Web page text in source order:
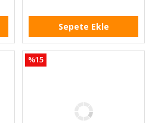
Sepete Ekle
%15